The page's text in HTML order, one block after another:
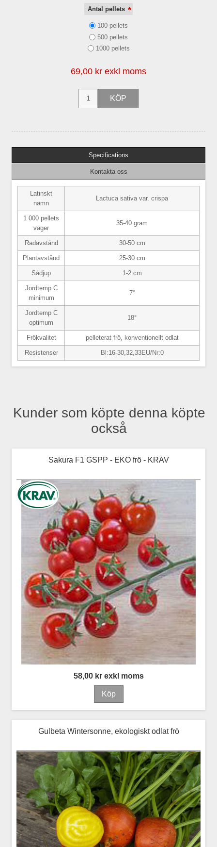
Antal pellets *
100 pellets
500 pellets
1000 pellets
69,00 kr exkl moms
Specifications
Kontakta oss
Latinskt
namn
Lactuca sativa var. crispa
1 000 pellets
väger
35-40 gram
Radavstånd 30-50 cm
Plantavstånd 25-30 cm
Sådjup 1-2 cm
Jordtemp C
minimum
7°
Jordtemp C
optimum
18°
Frökvalitet pelleterat frö, konventionellt odlat
Resistenser Bl:16-30,32,33EU/Nr:0
Kunder som köpte denna köpte
också
Sakura F1 GSPP - EKO frö - KRAV
58,00 kr exkl moms
Gulbeta Wintersonne, ekologiskt odlat frö